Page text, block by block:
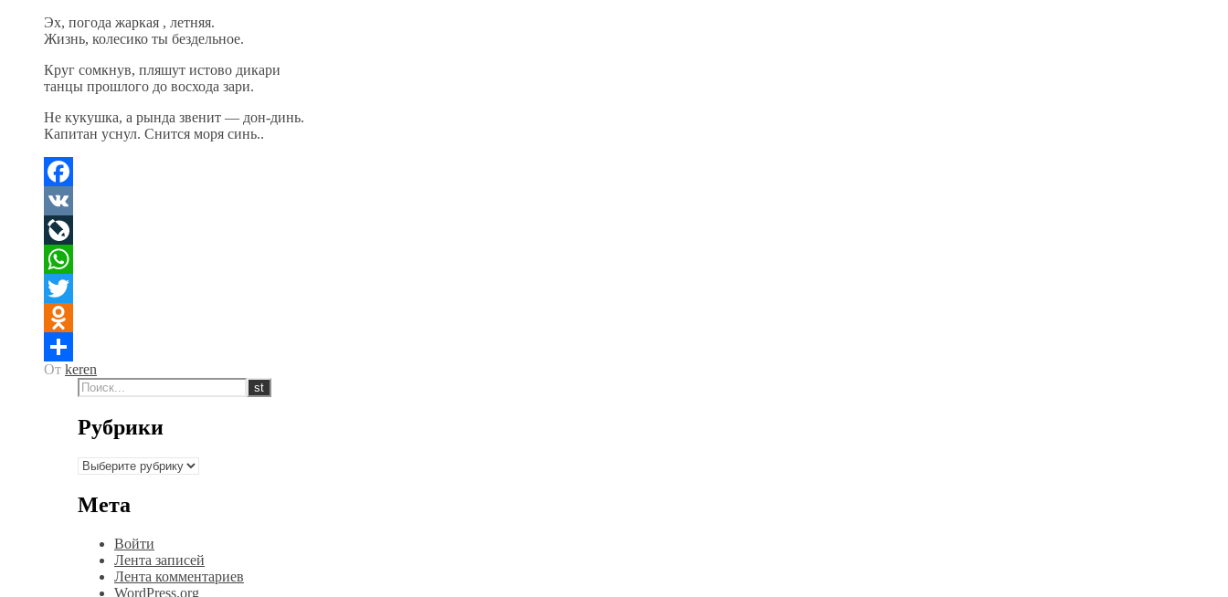
Эх, погода жаркая , летняя.
Жизнь, колесико ты бездельное.
Круг сомкнув, пляшут истово дикари
танцы прошлого до восхода зари.
Не кукушка, а рында звенит — дон-динь.
Капитан уснул. Снится моря синь..
Facebook
VK
LiveJournal
WhatsApp
Twitter
Odnoklassniki
Отправить
От keren
Рубрики
Рубрики
Мета
Войти
Лента записей
Лента комментариев
WordPress.org